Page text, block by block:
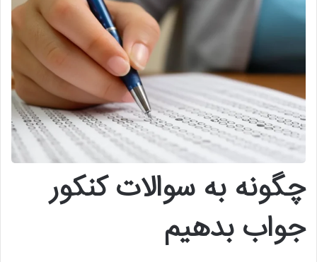
چگونه به سوالات کنکور
جواب بدهیم